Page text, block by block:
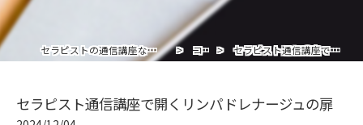
セラピストの通信講座ならグローバルボディケア総合学院 コラム セラピスト通信講座で開くリンパドレナージュの扉
セラピスト通信講座で開くリンパドレナージュの扉